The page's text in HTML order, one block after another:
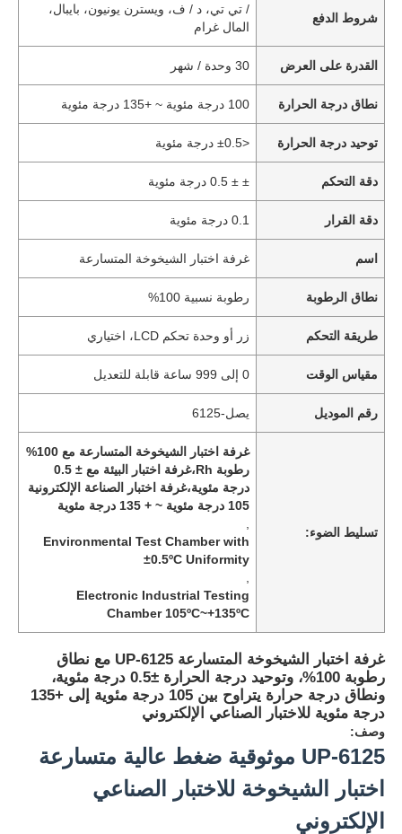
شروط الدفع
/ تي تي، د / ف، ويسترن يونيون، بايبال،
المال غرام
القدرة على العرض 30 وحدة / شهر
نطاق درجة الحرارة 100 درجة مئوية ~ +135 درجة مئوية
توحيد درجة الحرارة <±0.5 درجة مئوية
دقة التحكم ± ± 0.5 درجة مئوية
دقة القرار 0.1 درجة مئوية
اسم غرفة اختبار الشيخوخة المتسارعة
نطاق الرطوبة رطوبة نسبية 100%
طريقة التحكم زر أو وحدة تحكم LCD، اختياري
مقياس الوقت 0 إلى 999 ساعة قابلة للتعديل
رقم الموديل يصل-6125
تسليط الضوء:
غرفة اختبار الشيخوخة المتسارعة مع 100%
رطوبة Rh،غرفة اختبار البيئة مع ± 0.5
درجة مئوية،غرفة اختبار الصناعة الإلكترونية
105 درجة مئوية ~ + 135 درجة مئوية
Environmental Test Chamber with
±0.5ºC Uniformity
Electronic Industrial Testing
Chamber 105ºC~+135ºC
غرفة اختبار الشيخوخة المتسارعة UP-6125 مع نطاق
رطوبة 100%، وتوحيد درجة الحرارة ±0.5 درجة مئوية،
ونطاق درجة حرارة يتراوح بين 105 درجة مئوية إلى +135
درجة مئوية للاختبار الصناعي الإلكتروني
وصف:
UP-6125 موثوقية ضغط عالية متسارعة
اختبار الشيخوخة للاختبار الصناعي
الإلكتروني